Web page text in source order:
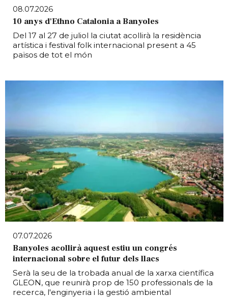
08.07.2026
10 anys d'Ethno Catalonia a Banyoles
Del 17 al 27 de juliol la ciutat acollirà la residència
artística i festival folk internacional present a 45
països de tot el món
07.07.2026
Banyoles acollirà aquest estiu un congrés
internacional sobre el futur dels llacs
Serà la seu de la trobada anual de la xarxa científica
GLEON, que reunirà prop de 150 professionals de la
recerca, l'enginyeria i la gestió ambiental